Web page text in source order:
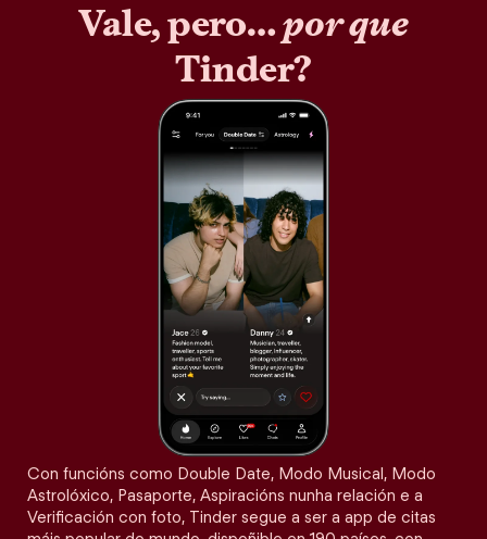
Vale, pero…por que
Tinder?
Con funcións como Double Date, Modo Musical, Modo
Astrolóxico, Pasaporte, Aspiracións nunha relación e a
Verificación con foto, Tinder segue a ser a app de citas